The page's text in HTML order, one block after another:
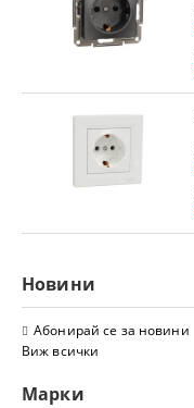
Новини
Абонирай се за новини
Виж всички
Марки